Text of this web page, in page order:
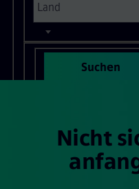
Suchen
Nicht